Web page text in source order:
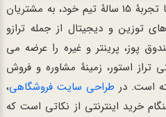
مجموعۀ تراز استور مفتخر است با تجربۀ 15 سالۀ تیم خود، به مشتریان
توزین و دیجیتال از جمله ترازو
پوز، پرینتر و غیره را عرضه می
استور، زمینۀ مشاوره و فروش
است. در طراحی سایت فروشگاهی،
خرید اینترنتی از نکاتی است که